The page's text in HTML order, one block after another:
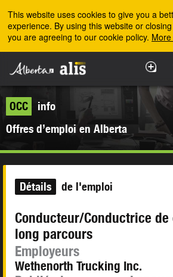
This website uses cookies to give you a
experience. By using this website or
you are agreeing to our cookie policy.
OCC
info
Offres d’emploi en Alberta
Détails de l'emploi
Conducteur/Conductrice
long parcours
Employeurs
Wethenorth Trucking Inc.